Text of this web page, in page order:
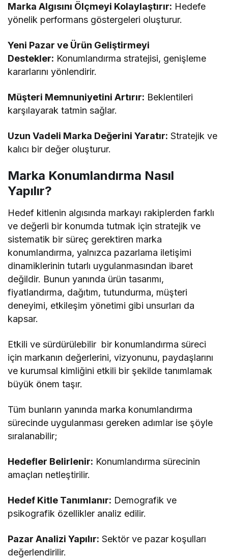
Marka Algısını Ölçmeyi Kolaylaştırır: Hedefe
yönelik performans göstergeleri oluşturur.
Yeni Pazar ve Ürün Geliştirmeyi
Destekler: Konumlandırma stratejisi, genişleme
kararlarını yönlendirir.
Müşteri Memnuniyetini Artırır: Beklentileri
karşılayarak tatmin sağlar.
Uzun Vadeli Marka Değerini Yaratır: Stratejik ve
kalıcı bir değer oluşturur.
Marka Konumlandırma Nasıl
Yapılır?
Hedef kitlenin algısında markayı rakiplerden farklı
ve değerli bir konumda tutmak için stratejik ve
sistematik bir süreç gerektiren marka
konumlandırma, yalnızca pazarlama iletişimi
dinamiklerinin tutarlı uygulanmasından ibaret
değildir. Bunun yanında ürün tasarımı,
fiyatlandırma, dağıtım, tutundurma, müşteri
deneyimi, etkileşim yönetimi gibi unsurları da
kapsar.
Etkili ve sürdürülebilir bir konumlandırma süreci
için markanın değerlerini, vizyonunu, paydaşlarını
ve kurumsal kimliğini etkili bir şekilde tanımlamak
büyük önem taşır.
Tüm bunların yanında marka konumlandırma
sürecinde uygulanması gereken adımlar ise şöyle
sıralanabilir;
Hedefler Belirlenir: Konumlandırma sürecinin
amaçları netleştirilir.
Hedef Kitle Tanımlanır: Demografik ve
psikografik özellikler analiz edilir.
Pazar Analizi Yapılır: Sektör ve pazar koşulları
değerlendirilir.